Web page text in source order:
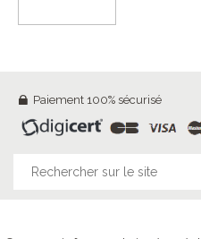
Paiement 100% sécurisé